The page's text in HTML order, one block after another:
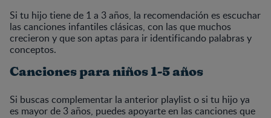
Si tu hijo tiene de 1 a 3 años, la recomendación es escuchar
las canciones infantiles clásicas, con las que muchos
crecieron y que son aptas para ir identificando palabras y
conceptos.
Canciones para niños 1-5 años
Si buscas complementar la anterior playlist o si tu hijo ya
es mayor de 3 años, puedes apoyarte en las canciones que